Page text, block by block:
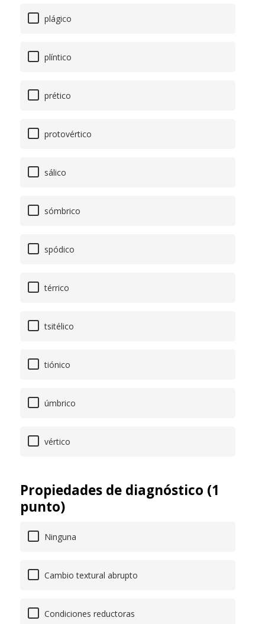
plágico
plíntico
prético
protovértico
sálico
sómbrico
spódico
térrico
tsitélico
tiónico
úmbrico
vértico
Propiedades de diagnóstico (1
punto)
Ninguna
Cambio textural abrupto
Condiciones reductoras